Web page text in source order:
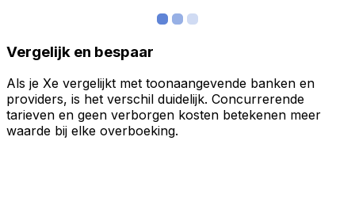
Vergelijk en bespaar
Als je Xe vergelijkt met toonaangevende banken en
providers, is het verschil duidelijk. Concurrerende
tarieven en geen verborgen kosten betekenen meer
waarde bij elke overboeking.